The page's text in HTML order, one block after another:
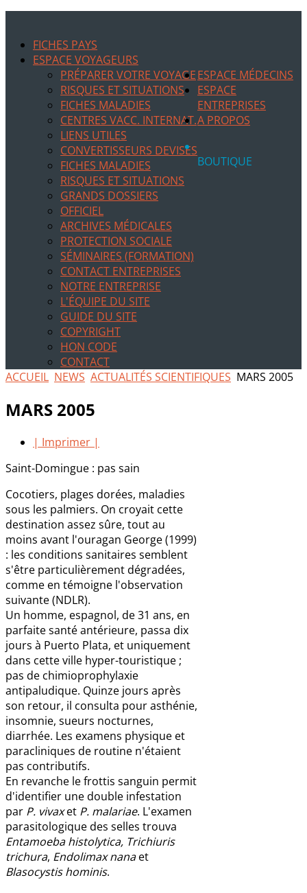
FICHES PAYS
ESPACE VOYAGEURS
PRÉPARER VOTRE VOYAGE
RISQUES ET SITUATIONS
FICHES MALADIES
CENTRES VACC. INTERNAT.
LIENS UTILES
CONVERTISSEURS DEVISES
ESPACE MÉDECINS
FICHES MALADIES
RISQUES ET SITUATIONS
GRANDS DOSSIERS
OFFICIEL
ARCHIVES MÉDICALES
ESPACE
ENTREPRISES
PROTECTION SOCIALE
SÉMINAIRES (FORMATION)
CONTACT ENTREPRISES
A PROPOS
NOTRE ENTREPRISE
L'ÉQUIPE DU SITE
GUIDE DU SITE
COPYRIGHT
HON CODE
CONTACT
BOUTIQUE
ACCUEIL NEWS ACTUALITÉS SCIENTIFIQUES MARS 2005
MARS 2005
| Imprimer |
Saint-Domingue : pas sain
Cocotiers, plages dorées, maladies
sous les palmiers. On croyait cette
destination assez sûre, tout au
moins avant l'ouragan George (1999)
: les conditions sanitaires semblent
s'être particulièrement dégradées,
comme en témoigne l'observation
suivante (NDLR).
Un homme, espagnol, de 31 ans, en
parfaite santé antérieure, passa dix
jours à Puerto Plata, et uniquement
dans cette ville hyper-touristique ;
pas de chimioprophylaxie
antipaludique. Quinze jours après
son retour, il consulta pour asthénie,
insomnie, sueurs nocturnes,
diarrhée. Les examens physique et
paracliniques de routine n'étaient
pas contributifs.
En revanche le frottis sanguin permit
d'identifier une double infestation
par P. vivaxet P. malariae. L'examen
parasitologique des selles trouva
Entamoeba histolytica, Trichiuris
trichura, Endolimax nanaet
Blasocystis hominis.